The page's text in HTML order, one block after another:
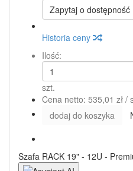
Zapytaj o dostępność
Historia ceny
Ilość:
szt.
Cena netto: 535,01 zł /
dodaj do koszyka
Szafa RACK 19" - 12U -